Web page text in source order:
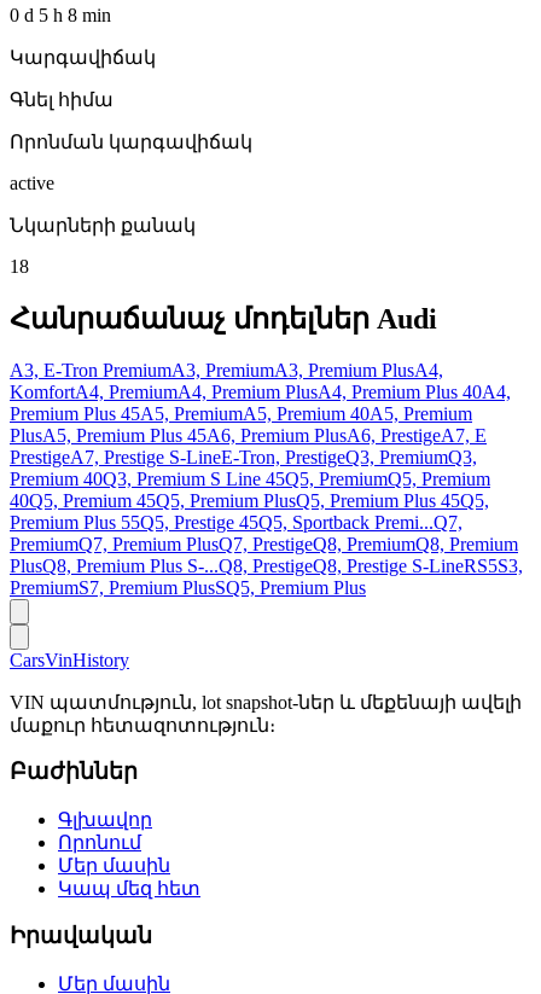
0 d 5 h 8 min
Կարգավիճակ
Գնել հիմա
Որոնման կարգավիճակ
active
Նկարների քանակ
18
Հանրաճանաչ մոդելներ Audi
A3, E-Tron PremiumA3, PremiumA3, Premium PlusA4,
KomfortA4, PremiumA4, Premium PlusA4, Premium Plus 40A4,
Premium Plus 45A5, PremiumA5, Premium 40A5, Premium
PlusA5, Premium Plus 45A6, Premium PlusA6, PrestigeA7, E
PrestigeA7, Prestige S-LineE-Tron, PrestigeQ3, PremiumQ3,
Premium 40Q3, Premium S Line 45Q5, PremiumQ5, Premium
40Q5, Premium 45Q5, Premium PlusQ5, Premium Plus 45Q5,
Premium Plus 55Q5, Prestige 45Q5, Sportback Premi...Q7,
PremiumQ7, Premium PlusQ7, PrestigeQ8, PremiumQ8, Premium
PlusQ8, Premium Plus S-...Q8, PrestigeQ8, Prestige S-LineRS5S3,
PremiumS7, Premium PlusSQ5, Premium Plus
CarsVinHistory
VIN պատմություն, lot snapshot-ներ և մեքենայի ավելի
մաքուր հետազոտություն։
Բաժիններ
Գլխավոր
Որոնում
Մեր մասին
Կապ մեզ հետ
Իրավական
Մեր մասին